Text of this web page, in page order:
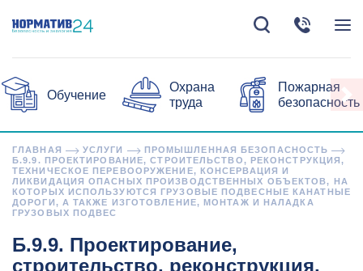
Обучение
Охрана
труда
Пожарная
безопасность
ГЛАВНАЯ УСЛУГИ
ПРОМЫШЛЕННАЯ БЕЗОПАСНОСТЬ
Б.9.9. ПРОЕКТИРОВАНИЕ, СТРОИТЕЛЬСТВО, РЕКОНСТРУКЦИЯ,
ТЕХНИЧЕСКОЕ ПЕРЕВООРУЖЕНИЕ, КОНСЕРВАЦИЯ И
ЛИКВИДАЦИЯ ОПАСНЫХ ПРОИЗВОДСТВЕННЫХ ОБЪЕКТОВ, НА
КОТОРЫХ ИСПОЛЬЗУЮТСЯ ГРУЗОВЫЕ ПОДВЕСНЫЕ КАНАТНЫЕ
ДОРОГИ, А ТАКЖЕ ИЗГОТОВЛЕНИЕ, МОНТАЖ И НАЛАДКА
ГРУЗОВЫХ ПОДВЕС
Б.9.9. Проектирование,
строительство, реконструкция,